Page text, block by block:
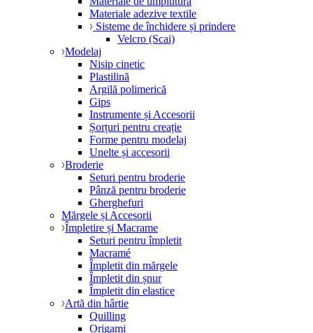
Materiale adezive textile
Sisteme de închidere și prindere
Velcro (Scai)
Modelaj
Nisip cinetic
Plastilină
Argilă polimerică
Gips
Instrumente și Accesorii
Șorțuri pentru creație
Forme pentru modelaj
Unelte și accesorii
Broderie
Seturi pentru broderie
Pânză pentru broderie
Gherghefuri
Mărgele și Accesorii
Împletire și Macrame
Seturi pentru împletit
Macramé
Împletit din mărgele
Împletit din șnur
Împletit din elastice
Artă din hârtie
Quilling
Origami